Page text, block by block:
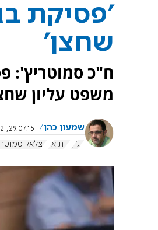
'פסיקת
שחצן'
ח"כ סמוטריץ':
משפט עליון
שמעון כהן
29.07.15, 13:32
בג"ץ בית אל בצלאל